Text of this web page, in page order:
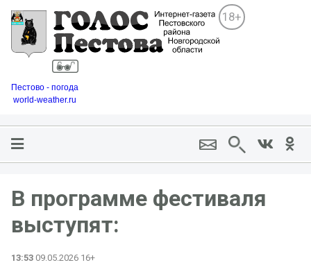
18+
Пестово - погода
world-weather.ru
В программе фестиваля
выступят:
13:53 09.05.2026 16+